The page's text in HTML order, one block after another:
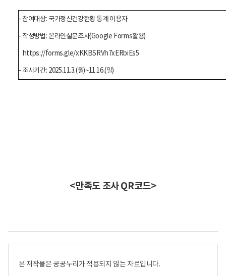
- 참여대상: 국가정신건강현황 통계 이용자
- 작성방법: 온라인설문조사(Google Forms활용)
https://forms.gle/xKKBSRVh7xERbiEs5
- 조사기간: 2025.11.3.(월)~11.16.(일)
<만족도 조사 QR코드>
본 저작물은 공공누리가 적용되지 않는 자료입니다.